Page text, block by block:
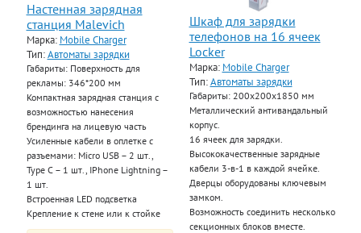
Настенная зарядная
станция Malevich
Марка: Mobile Charger
Тип:Автоматы зарядки
Габариты: Поверхность для
рекламы: 346*200 мм
Компактная зарядная станция с
возможностью нанесения
брендинга на лицевую часть
Усиленные кабели в оплетке с
разъемами: Micro USB – 2 шт.,
Type C – 1 шт., IPhone Lightning –
1 шт.
Встроенная LED подсветка
Крепление к стене или к стойке
Шкаф для зарядки
телефонов на 16 ячеек
Locker
Марка: Mobile Charger
Тип:Автоматы зарядки
Габариты: 200х200х1850 мм
Металлический антивандальный
корпус.
16 ячеек для зарядки.
Высококачественные зарядные
кабели 3-в-1 в каждой ячейке.
Дверцы оборудованы ключевым
замком.
Возможность соединить несколько
секционных блоков вместе.